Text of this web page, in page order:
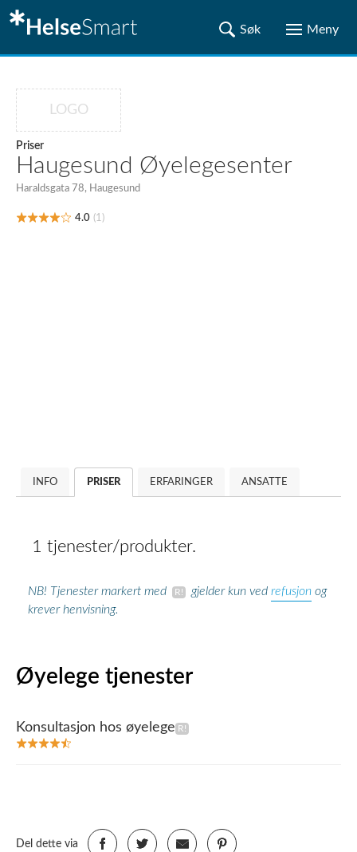
LOGO
Priser
Haugesund Øyelegesenter
Haraldsgata 78, Haugesund
4.0 (1)
INFO PRISER ERFARINGER ANSATTE
1 tjenester/produkter.
NB! Tjenester markert med gjelder kun ved refusjon og
krever henvisning.
Øyelege tjenester
Konsultasjon hos øyelege
Del dette via